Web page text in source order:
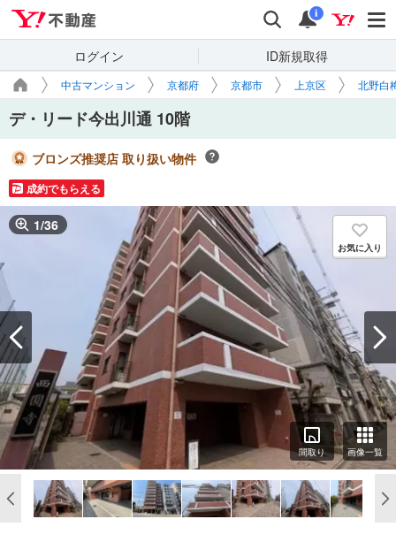
検索 通知
i
ログイン ID新規取得
中古マンション 京都府 京都市 上京区 北野白
デ・リード今出川通 10階
ブロンズ推奨店 取り扱い物件
成約でもらえる
1/36
お気に入り
間取り 画像一覧